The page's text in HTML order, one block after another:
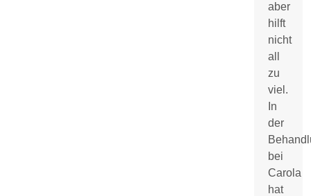
aber
hilft
nicht
all
zu
viel.
In
der
bei
Carola
hat